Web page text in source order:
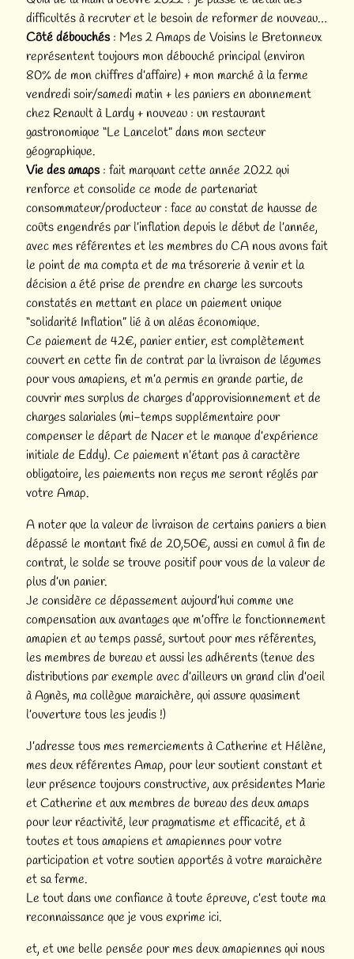
difficultés à recruter et le besoin de reformer de nouveau…
Côté débouchés: Mes 2 Amaps de Voisins le Bretonneux
représentent toujours mon débouché principal (environ
80% de mon chiffres d’affaire) + mon marché à la ferme
vendredi soir/samedi matin + les paniers en abonnement
chez Renault à Lardy + nouveau : un restaurant
gastronomique “Le Lancelot” dans mon secteur
géographique.
Vie des amaps: fait marquant cette année 2022 qui
renforce et consolide ce mode de partenariat
consommateur/producteur : face au constat de hausse de
coûts engendrés par l’inflation depuis le début de l’année,
avec mes référentes et les membres du CA nous avons fait
le point de ma compta et de ma trésorerie à venir et la
décision a été prise de prendre en charge les surcouts
constatés en mettant en place un paiement unique
“solidarité Inflation” lié à un aléas économique.
Ce paiement de 42€, panier entier, est complètement
couvert en cette fin de contrat par la livraison de légumes
pour vous amapiens, et m’a permis en grande partie, de
couvrir mes surplus de charges d’approvisionnement et de
charges salariales (mi-temps supplémentaire pour
compenser le départ de Nacer et le manque d’expérience
initiale de Eddy). Ce paiement n’étant pas à caractère
obligatoire, les paiements non reçus me seront réglés par
votre Amap.
A noter que la valeur de livraison de certains paniers a bien
dépassé le montant fixé de 20,50€, aussi en cumul à fin de
contrat, le solde se trouve positif pour vous de la valeur de
plus d’un panier.
Je considère ce dépassement aujourd’hui comme une
compensation aux avantages que m’offre le fonctionnement
amapien et au temps passé, surtout pour mes référentes,
les membres de bureau et aussi les adhérents (tenue des
distributions par exemple avec d’ailleurs un grand clin d’oeil
à Agnès, ma collègue maraichère, qui assure quasiment
l’ouverture tous les jeudis !)
J’adresse tous mes remerciements à Catherine et Hélène,
mes deux référentes Amap, pour leur soutient constant et
leur présence toujours constructive, aux présidentes Marie
et Catherine et aux membres de bureau des deux amaps
pour leur réactivité, leur pragmatisme et efficacité, et à
toutes et tous amapiens et amapiennes pour votre
participation et votre soutien apportés à votre maraichère
et sa ferme.
Le tout dans une confiance à toute épreuve, c’est toute ma
reconnaissance que je vous exprime ici.
et, et une belle pensée pour mes deux amapiennes qui nous